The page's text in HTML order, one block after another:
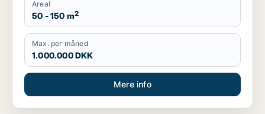
Areal
50 - 150 m2
Max. per måned
1.000.000 DKK
Mere info